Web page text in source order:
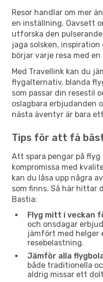
Resor handlar om mer
en inställning. Oavsett
utforska den
jaga solsken,
börjar varje resa med
Med Travellink kan du
flygalternativ, blanda
som passar din resestil
oslagbara erbjudanden
nästa äventyr är bara
Tips för att få
Att spara pengar på
kompromissa med
kan du låsa upp några
som finns. Så här hittar
Bastia:
Flyg mitt i veckan
och onsdagar
jämfört med helger
resebelastning.
Jämför alla
både traditionella
aldrig missar ett